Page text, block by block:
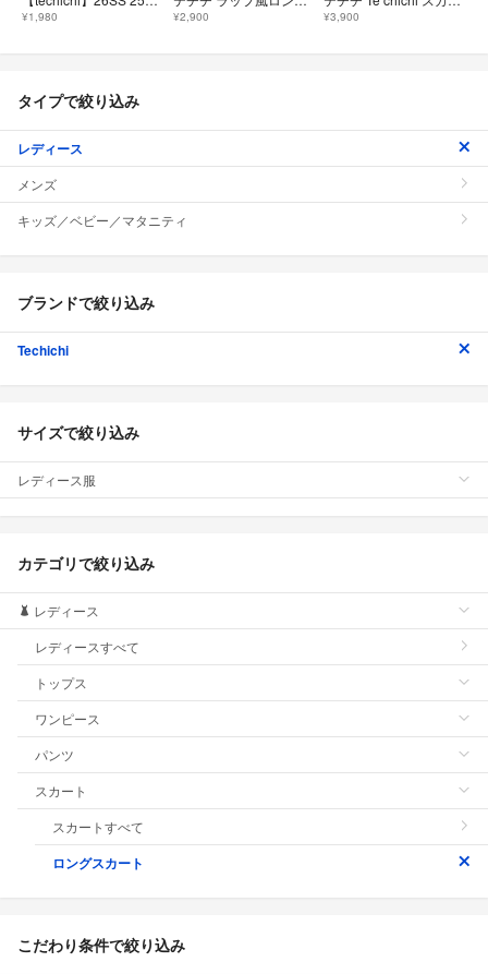
¥1,980 ¥2,900 ¥3,900
タイプで絞り込み
レディース
メンズ
キッズ／ベビー／マタニティ
ブランドで絞り込み
Techichi
サイズで絞り込み
レディース服
カテゴリで絞り込み
レディース
レディースすべて
トップス
ワンピース
パンツ
スカート
スカートすべて
ロングスカート
こだわり条件で絞り込み